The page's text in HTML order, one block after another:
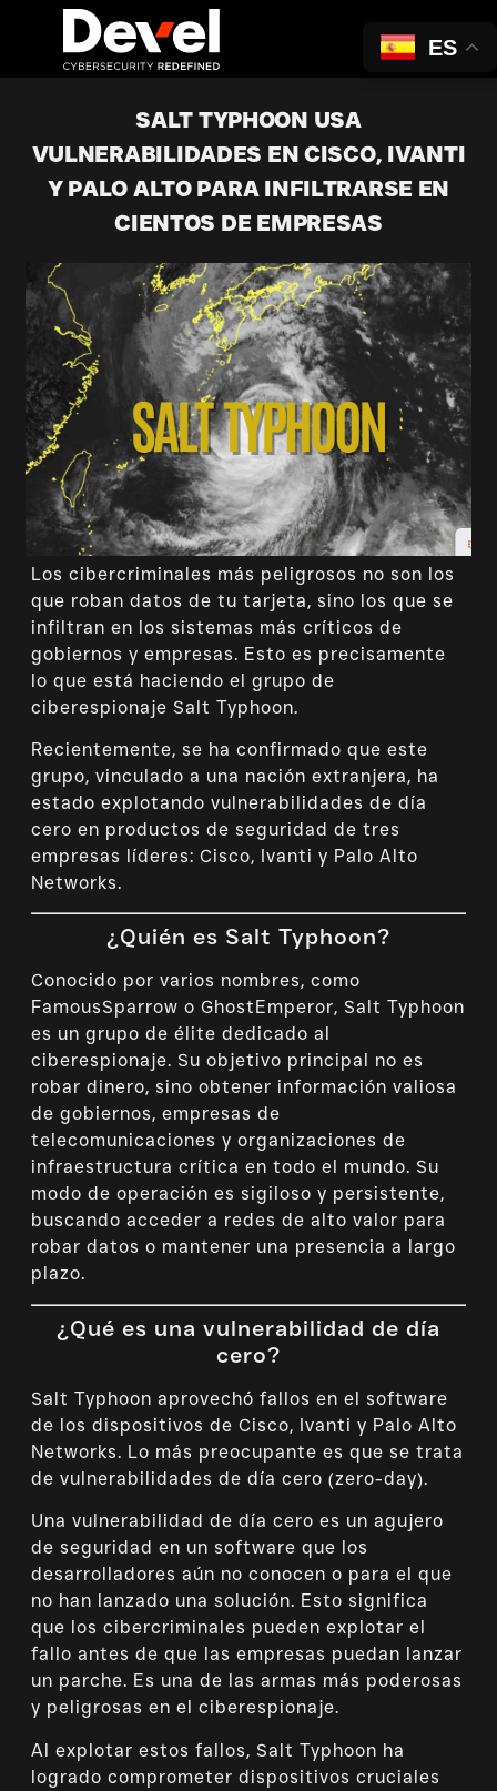
SALT TYPHOON USA
VULNERABILIDADES EN CISCO, IVANTI
Y PALO ALTO PARA INFILTRARSE EN
CIENTOS DE EMPRESAS
Los cibercriminales más peligrosos no son los
que roban datos de tu tarjeta, sino los que se
infiltran en los sistemas más críticos de
gobiernos y empresas. Esto es precisamente
lo que está haciendo el grupo de
ciberespionaje Salt Typhoon.
Recientemente, se ha confirmado que este
grupo, vinculado a una nación extranjera, ha
estado explotando vulnerabilidades de día
cero en productos de seguridad de tres
empresas líderes: Cisco, Ivanti y Palo Alto
Networks.
¿Quién es Salt Typhoon?
Conocido por varios nombres, como
FamousSparrow o GhostEmperor, Salt Typhoon
es un grupo de élite dedicado al
ciberespionaje. Su objetivo principal no es
robar dinero, sino obtener información valiosa
de gobiernos, empresas de
telecomunicaciones y organizaciones de
infraestructura crítica en todo el mundo. Su
modo de operación es sigiloso y persistente,
buscando acceder a redes de alto valor para
robar datos o mantener una presencia a largo
plazo.
¿Qué es una vulnerabilidad de día
cero?
Salt Typhoon aprovechó fallos en el software
de los dispositivos de Cisco, Ivanti y Palo Alto
Networks. Lo más preocupante es que se trata
de vulnerabilidades de día cero (zero-day).
Una vulnerabilidad de día cero es un agujero
de seguridad en un software que los
desarrolladores aún no conocen o para el que
no han lanzado una solución. Esto significa
que los cibercriminales pueden explotar el
fallo antes de que las empresas puedan lanzar
un parche. Es una de las armas más poderosas
y peligrosas en el ciberespionaje.
Al explotar estos fallos, Salt Typhoon ha
logrado comprometer dispositivos cruciales
ES